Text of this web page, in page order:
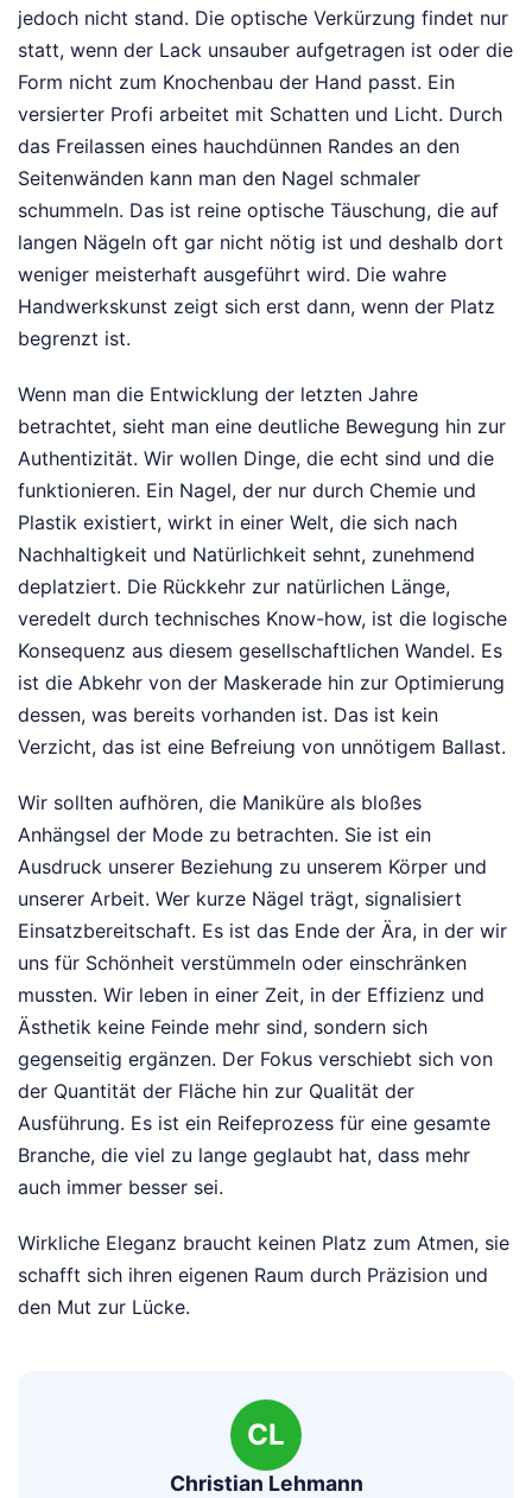
jedoch nicht stand. Die optische Verkürzung findet nur
statt, wenn der Lack unsauber aufgetragen ist oder die
Form nicht zum Knochenbau der Hand passt. Ein
versierter Profi arbeitet mit Schatten und Licht. Durch
das Freilassen eines hauchdünnen Randes an den
Seitenwänden kann man den Nagel schmaler
schummeln. Das ist reine optische Täuschung, die auf
langen Nägeln oft gar nicht nötig ist und deshalb dort
weniger meisterhaft ausgeführt wird. Die wahre
Handwerkskunst zeigt sich erst dann, wenn der Platz
begrenzt ist.
Wenn man die Entwicklung der letzten Jahre
betrachtet, sieht man eine deutliche Bewegung hin zur
Authentizität. Wir wollen Dinge, die echt sind und die
funktionieren. Ein Nagel, der nur durch Chemie und
Plastik existiert, wirkt in einer Welt, die sich nach
Nachhaltigkeit und Natürlichkeit sehnt, zunehmend
deplatziert. Die Rückkehr zur natürlichen Länge,
veredelt durch technisches Know-how, ist die logische
Konsequenz aus diesem gesellschaftlichen Wandel. Es
ist die Abkehr von der Maskerade hin zur Optimierung
dessen, was bereits vorhanden ist. Das ist kein
Verzicht, das ist eine Befreiung von unnötigem Ballast.
Wir sollten aufhören, die Maniküre als bloßes
Anhängsel der Mode zu betrachten. Sie ist ein
Ausdruck unserer Beziehung zu unserem Körper und
unserer Arbeit. Wer kurze Nägel trägt, signalisiert
Einsatzbereitschaft. Es ist das Ende der Ära, in der wir
uns für Schönheit verstümmeln oder einschränken
mussten. Wir leben in einer Zeit, in der Effizienz und
Ästhetik keine Feinde mehr sind, sondern sich
gegenseitig ergänzen. Der Fokus verschiebt sich von
der Quantität der Fläche hin zur Qualität der
Ausführung. Es ist ein Reifeprozess für eine gesamte
Branche, die viel zu lange geglaubt hat, dass mehr
auch immer besser sei.
Wirkliche Eleganz braucht keinen Platz zum Atmen, sie
schafft sich ihren eigenen Raum durch Präzision und
den Mut zur Lücke.
CL
Christian Lehmann